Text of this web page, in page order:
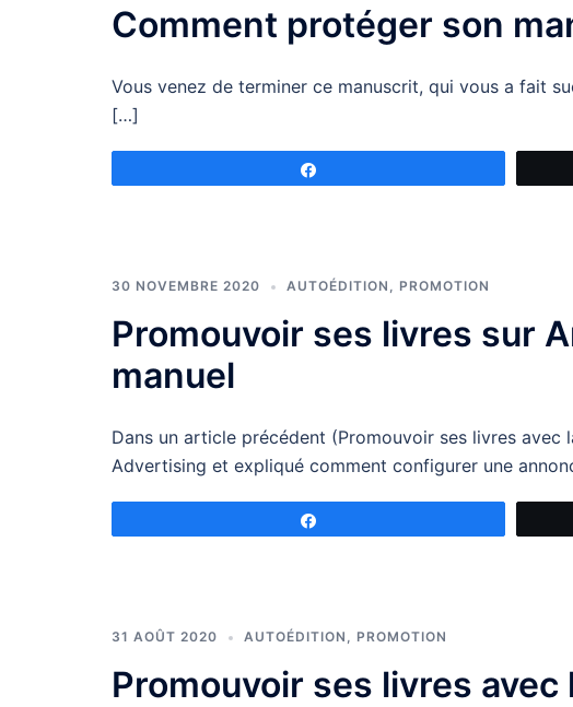
Comment protéger son
Vous venez de terminer ce manuscrit, qui vous a fait
[…]
30 NOVEMBRE 2020 AUTOÉDITION , PROMOTION
Promouvoir ses livres sur
manuel
Dans un article précédent (Promouvoir ses livres
Advertising et expliqué comment configurer une
31 AOÛT 2020 AUTOÉDITION , PROMOTION
Promouvoir ses livres